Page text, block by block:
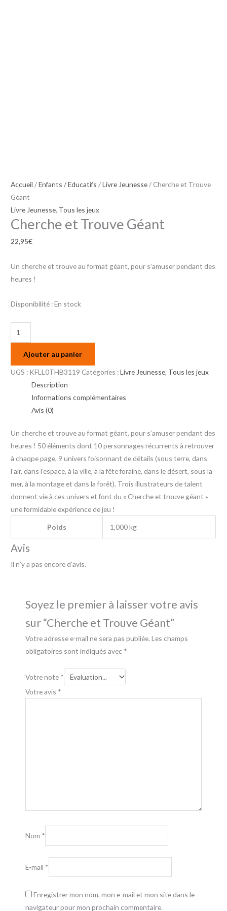
Accueil /Enfants / Educatifs /Livre Jeunesse/ Cherche et Trouve
Géant
Livre Jeunesse, Tous les jeux
Cherche et Trouve Géant
22,95€
Un cherche et trouve au format géant, pour s’amuser pendant des
heures !
Disponibilité :En stock
Ajouter au panier
UGS : KFLL0THB3119 Catégories :Livre Jeunesse, Tous les jeux
Description
Informations complémentaires
Avis (0)
Un cherche et trouve au format géant, pour s’amuser pendant des
heures ! 50 éléments dont 10 personnages récurrents à retrouver
à chaqpe page, 9 univers foisonnant de détails (sous terre, dans
l’air, dans l’espace, à la ville, à la fête foraine, dans le désert, sous la
mer, à la montage et dans la forêt). Trois illustrateurs de talent
donnent vie à ces univers et font du « Cherche et trouve géant »
une formidable expérience de jeu !
Poids 1,000 kg
Avis
Il n’y a pas encore d’avis.
Soyez le premier à laisser votre avis
sur “Cherche et Trouve Géant”
Votre adresse e-mail ne sera pas publiée. Les champs
obligatoires sont indiqués avec *
Votre note *
Votre avis *
Nom *
E-mail *
Enregistrer mon nom, mon e-mail et mon site dans le
navigateur pour mon prochain commentaire.